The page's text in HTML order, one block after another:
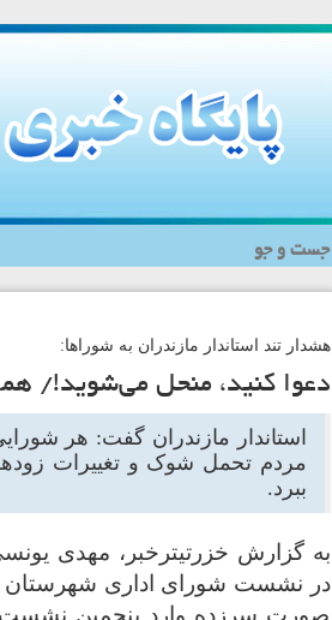
جست و جو
هشدار تند استاندار مازندران به شوراها:
دعوا کنید، منحل می‌شوید!/
استاندار مازندران گفت: هر
مردم تحمل شوک و تغییرات
ببرد.
به گزارش خزرتیترخبر، مهدی
صورت سرزده وارد پنجمین نشست